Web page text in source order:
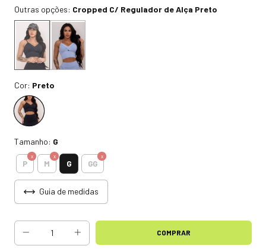
Outras opções: Cropped C/ Regulador de Alça Preto
Cor: Preto
Tamanho: G
P M G GG
Guia de medidas